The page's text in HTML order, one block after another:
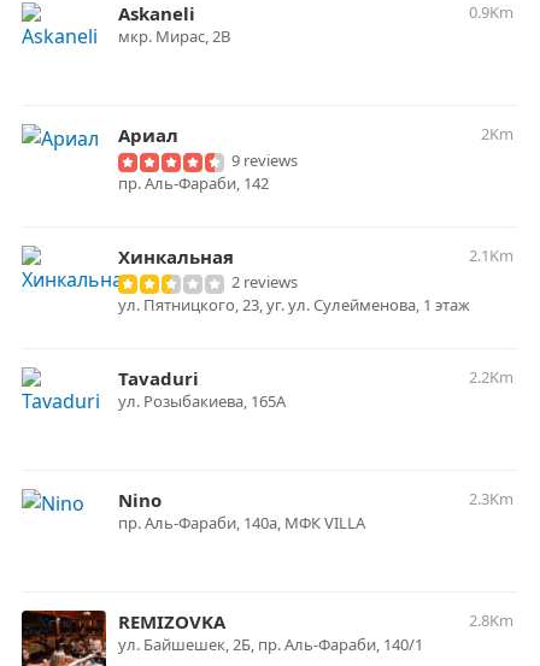
Askaneli
0.9Km
мкр. Мирас, 2В
Ариал
2Km
9 reviews
пр. Аль-Фараби, 142
Хинкальная
2.1Km
2 reviews
ул. Пятницкого, 23, уг. ул. Сулейменова, 1 этаж
Tavaduri
2.2Km
ул. Розыбакиева, 165А
Nino
2.3Km
пр. Аль-Фараби, 140а, МФК VILLA
REMIZOVKA
2.8Km
ул. Байшешек, 2Б, пр. Аль-Фараби, 140/1